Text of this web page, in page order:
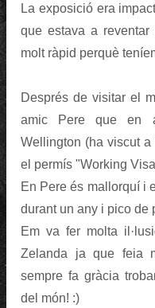
La exposició era
que estava a
molt ràpid perquè
Després de visitar el
amic Pere que en
Wellington (ha viscut
el permís "Working
En Pere és mallorquí i
durant un any i pico de
Em va fer molta
Zelanda ja que feia
sempre fa gràcia
del món! :)